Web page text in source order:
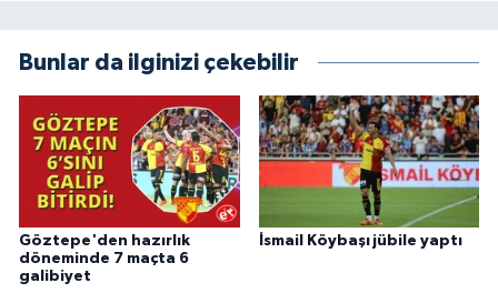
Bunlar da ilginizi çekebilir
Göztepe'den hazırlık
döneminde 7 maçta 6
galibiyet
İsmail Köybaşı jübile yaptı